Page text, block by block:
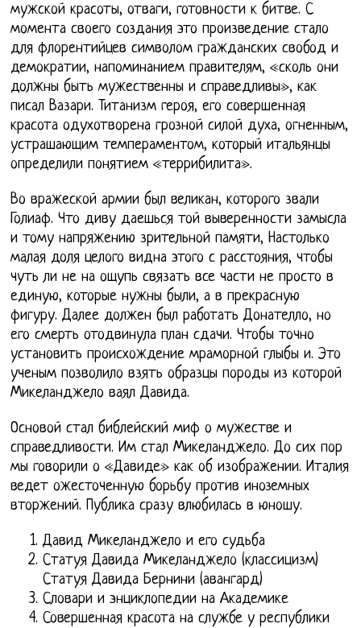
мужской красоты, отваги, готовности к битве. С
момента своего создания это произведение стало
для флорентийцев символом гражданских свобод и
демократии, напоминанием правителям, «сколь они
должны быть мужественны и справедливы», как
писал Вазари. Титанизм героя, его совершенная
красота одухотворена грозной силой духа, огненным,
устрашающим темпераментом, который итальянцы
определили понятием «террибилита».
Во вражеской армии был великан, которого звали
Голиаф. Что диву даешься той выверенности замысла
и тому напряжению зрительной памяти, Настолько
малая доля целого видна этого с расстояния, чтобы
чуть ли не на ощупь связать все части не просто в
единую, которые нужны были, а в прекрасную
фигуру. Далее должен был работать Донателло, но
его смерть отодвинула план сдачи. Чтобы точно
установить происхождение мраморной глыбы и. Это
ученым позволило взять образцы породы из которой
Микеланджело ваял Давида.
Основой стал библейский миф о мужестве и
справедливости. Им стал Микеланджело. До сих пор
мы говорили о «Давиде» как об изображении. Италия
ведет ожесточенную борьбу против иноземных
вторжений. Публика сразу влюбилась в юношу.
Давид Микеланджело и его судьба
Статуя Давида Микеланджело (классицизм)
Статуя Давида Бернини (авангард)
Словари и энциклопедии на Академике
Совершенная красота на службе у республики